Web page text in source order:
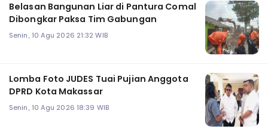
Belasan Bangunan Liar di Pantura Comal
Dibongkar Paksa Tim Gabungan
Senin, 10 Agu 2026 21:32 WIB
Lomba Foto JUDES Tuai Pujian Anggota
DPRD Kota Makassar
Senin, 10 Agu 2026 18:39 WIB